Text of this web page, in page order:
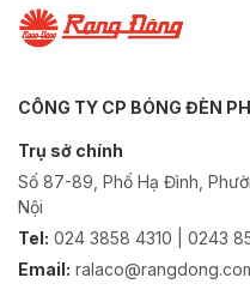
CÔNG TY CP BÓNG ĐÈN
Trụ sở chính
Số 87-89, Phố Hạ Đình,
Nội
Tel: 024 3858 4310 | 0243
Email: